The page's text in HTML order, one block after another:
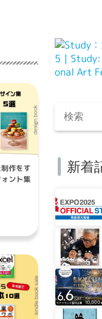
作をす
ント集
新着